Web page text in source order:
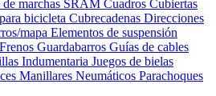
marchas SRAM Cuadros Cubiertas
bicicleta Cubrecadenas Direcciones
mapa Elementos de suspensión
Frenos Guardabarros Guías de cables
Indumentaria Juegos de bielas
Manillares Neumáticos Parachoques